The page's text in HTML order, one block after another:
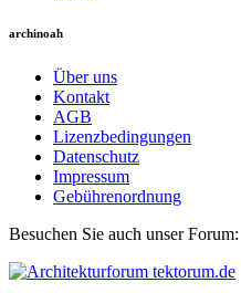
archinoah
Über uns
Kontakt
AGB
Lizenzbedingungen
Datenschutz
Impressum
Gebührenordnung
Besuchen Sie auch unser Forum: